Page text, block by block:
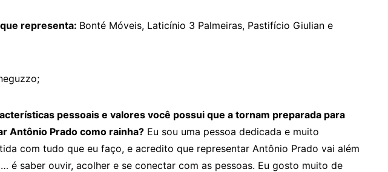
representa: Bonté Móveis, Laticínio 3 Palmeiras, Pastifício Giulian e
pessoais e valores você possui que a tornam preparada para
Antônio Prado como rainha? Eu sou uma pessoa dedicada e muito
com tudo que eu faço, e acredito que representar Antônio Prado vai além
é saber ouvir, acolher e se conectar com as pessoas. Eu gosto muito de